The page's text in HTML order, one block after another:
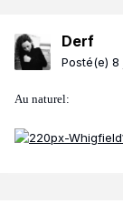
Derf
Posté(e) 8
Au naturel: